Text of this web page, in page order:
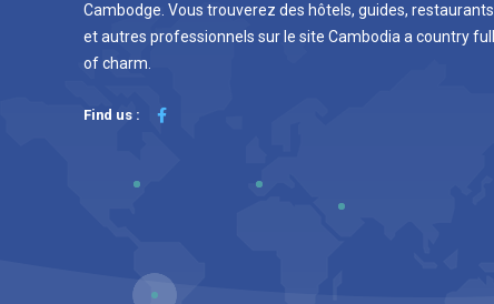
Cambodge. Vous trouverez des hôtels, guides, restaurants
et autres professionnels sur le site Cambodia a country full
of charm.
Find us :